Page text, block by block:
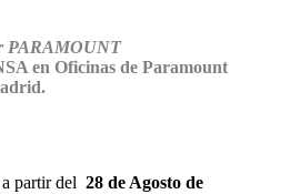
PARAMOUNT
en Oficinas de Paramount
partir del 28 de Agosto de